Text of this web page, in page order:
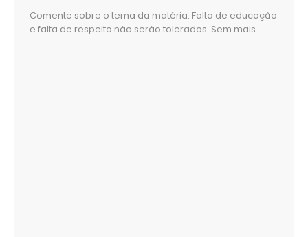
Comente sobre o tema da matéria. Falta de educação
e falta de respeito não serão tolerados. Sem mais.